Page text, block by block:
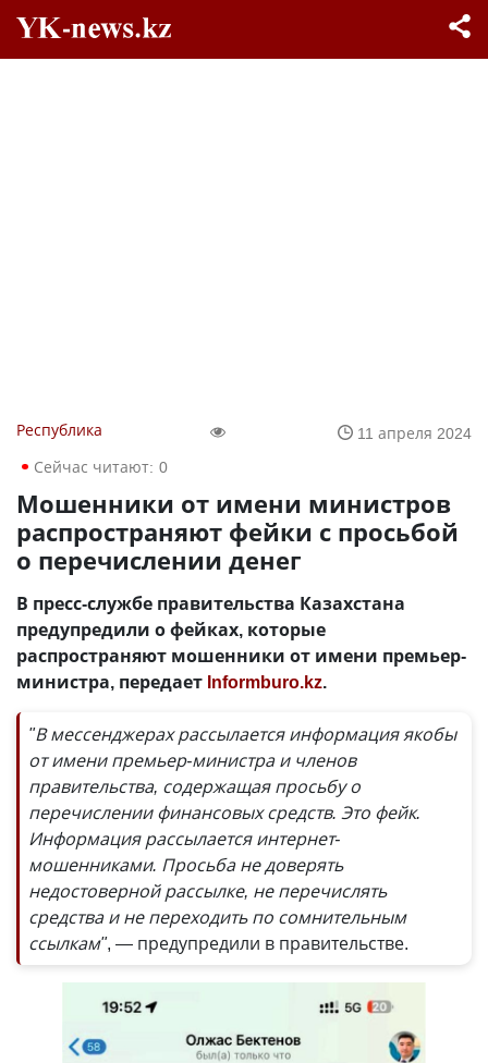
Республика
11 апреля 2024
Сейчас читают: 0
Мошенники от имени министров
распространяют фейки с просьбой
о перечислении денег
В пресс-службе правительства Казахстана
предупредили о фейках, которые
распространяют мошенники от имени премьер-
министра, передает Informburo.kz.
"В мессенджерах рассылается информация якобы
от имени премьер-министра и членов
правительства, содержащая просьбу о
перечислении финансовых средств. Это фейк.
Информация рассылается интернет-
мошенниками. Просьба не доверять
недостоверной рассылке, не перечислять
средства и не переходить по сомнительным
ссылкам", — предупредили в правительстве.